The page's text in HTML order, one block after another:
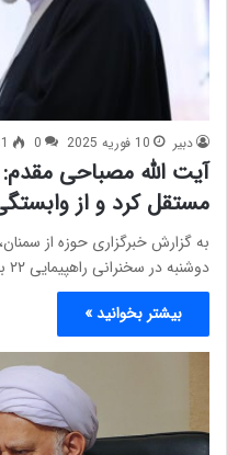
دبیر 10 فوریه 2025 0
آیت الله مصباحی مقدم:
مستقل کرد و از
به گزارش خبرگزاری حوزه از
دوشنبه در سخنرانی راهپیمایی ۲۲ بهمن در سمنان…
بیشتر بخوانید »